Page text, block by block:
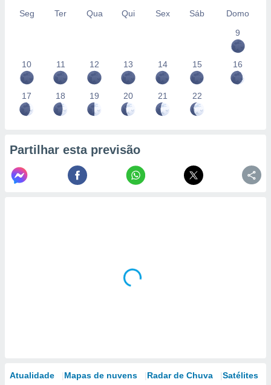
Seg Ter Qua Qui Sex Sáb
Domo
9
10 11 12 13 14 15 16
17 18 19 20 21 22
Partilhar esta previsão
Atualidade Mapas de nuvens Radar de Chuva Satélites